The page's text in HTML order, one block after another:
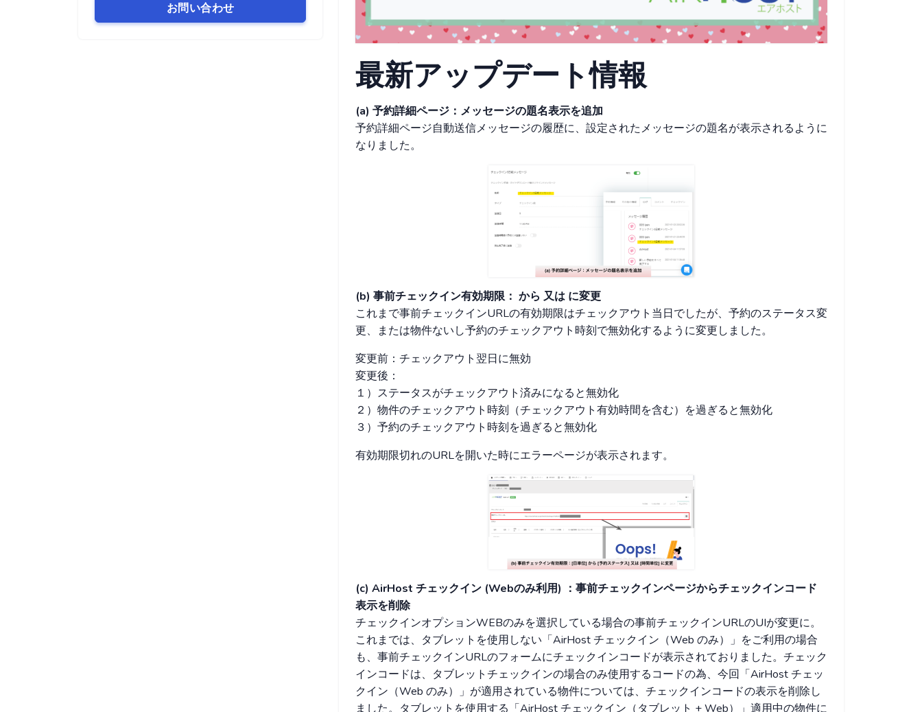
お問い合わせ
最新アップデート情報
(a) 予約詳細ページ：メッセージの題名表示を追加
予約詳細ページ自動送信メッセージの履歴に、設定されたメッセージの題名が表示されるように
なりました。
(b) 事前チェックイン有効期限： から 又は に変更
これまで事前チェックインURLの有効期限はチェックアウト当日でしたが、予約のステータス変
更、または物件ないし予約のチェックアウト時刻で無効化するように変更しました。
変更前：チェックアウト翌日に無効
変更後：
１）ステータスがチェックアウト済みになると無効化
２）物件のチェックアウト時刻（チェックアウト有効時間を含む）を過ぎると無効化
３）予約のチェックアウト時刻を過ぎると無効化
有効期限切れのURLを開いた時にエラーページが表示されます。
(c) AirHost チェックイン (Webのみ利用) ：事前チェックインページからチェックインコード
表示を削除
チェックインオプションWEBのみを選択している場合の事前チェックインURLのUIが変更に。
これまでは、タブレットを使用しない「AirHost チェックイン（Web のみ）」をご利用の場合
も、事前チェックインURLのフォームにチェックインコードが表示されておりました。チェック
インコードは、タブレットチェックインの場合のみ使用するコードの為、今回「AirHost チェッ
クイン（Web のみ）」が適用されている物件については、チェックインコードの表示を削除し
ました。タブレットを使用する「AirHost チェックイン（タブレット + Web）」適用中の物件に